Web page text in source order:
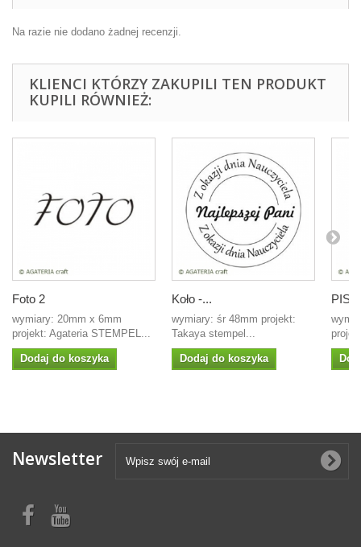
Na razie nie dodano żadnej recenzji.
KLIENCI KTÓRZY ZAKUPILI TEN PRODUKT
KUPILI RÓWNIEŻ:
Foto 2
wymiary: 20mm x 6mm
projekt: Agateria STEMPEL...
Dodaj do koszyka
Koło -...
wymiary: śr 48mm projekt:
Takaya stempel...
Dodaj do koszyka
Newsletter